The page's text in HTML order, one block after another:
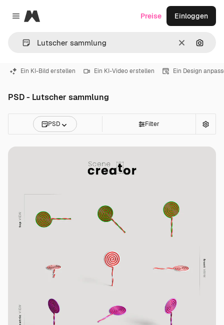
Close menu
Magnific
LöschenNach
Preise Einloggen
Ein KI-Bild erstellen Ein KI-Video erstellen Ein Design
PSD - Lutscher sammlung
PSD Filter